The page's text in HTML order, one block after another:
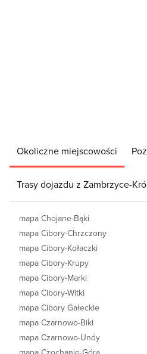
Okoliczne miejscowości
Trasy dojazdu z Zambrzyce-
mapa Chojane-Bąki
mapa Cibory-Chrzczony
mapa Cibory-Kołaczki
mapa Cibory-Krupy
mapa Cibory-Marki
mapa Cibory-Witki
mapa Cibory Gałeckie
mapa Czarnowo-Biki
mapa Czarnowo-Undy